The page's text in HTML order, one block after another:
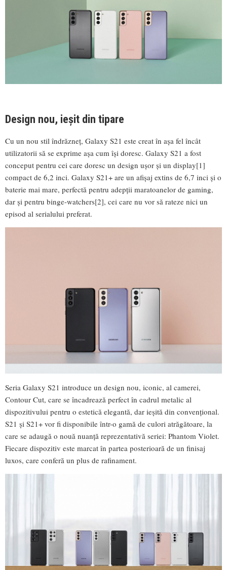
Design nou, ieșit din tipare
Cu un nou stil îndrăzneț, Galaxy S21 este creat în așa fel încât
utilizatorii să se exprime așa cum își doresc. Galaxy S21 a fost
conceput pentru cei care doresc un design ușor și un display[1]
compact de 6,2 inci. Galaxy S21+ are un afișaj extins de 6,7 inci și o
baterie mai mare, perfectă pentru adepții maratoanelor de gaming,
dar și pentru binge-watchers[2], cei care nu vor să rateze nici un
episod al serialului preferat.
Seria Galaxy S21 introduce un design nou, iconic, al camerei,
Contour Cut, care se încadrează perfect în cadrul metalic al
dispozitivului pentru o estetică elegantă, dar ieșită din convențional.
S21 și S21+ vor fi disponibile într-o gamă de culori atrăgătoare, la
care se adaugă o nouă nuanță reprezentativă seriei: Phantom Violet.
Fiecare dispozitiv este marcat în partea posterioară de un finisaj
luxos, care conferă un plus de rafinament.